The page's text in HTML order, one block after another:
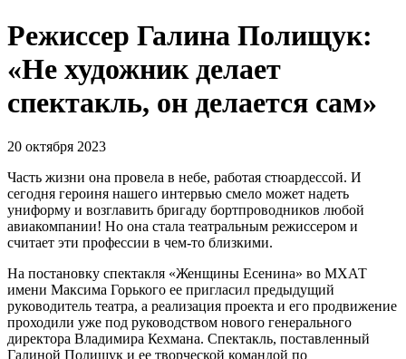
Режиссер Галина Полищук:
«Не художник делает
спектакль, он делается сам»
20 октября 2023
Часть жизни она провела в небе, работая стюардессой. И
сегодня героиня нашего интервью смело может надеть
униформу и возглавить бригаду бортпроводников любой
авиакомпании! Но она стала театральным режиссером и
считает эти профессии в чем-то близкими.
На постановку спектакля «Женщины Есенина» во МХАТ
имени Максима Горького ее пригласил предыдущий
руководитель театра, а реализация проекта и его продвижение
проходили уже под руководством нового генерального
директора Владимира Кехмана. Спектакль, поставленный
Галиной Полищук и ее творческой командой по